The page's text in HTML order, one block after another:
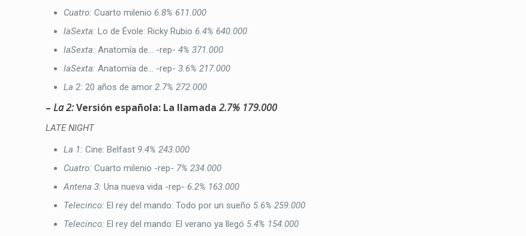
Cuatro: Cuarto milenio 6.8% 611.000
laSexta: Lo de Évole: Ricky Rubio 6.4% 640.000
laSexta: Anatomía de… -rep-4% 371.000
laSexta: Anatomía de… -rep-3.6% 217.000
La 2: 20 años de amor2.7% 272.000
–La 2:Versión española: La llamada2.7% 179.000
LATE NIGHT
La 1: Cine: Belfast 9.4% 243.000
Cuatro: Cuarto milenio -rep- 7% 234.000
Antena 3: Una nueva vida -rep- 6.2% 163.000
Telecinco: El rey del mando: Todo por un sueño 5.6% 259.000
Telecinco: El rey del mando: El verano ya llegó 5.4% 154.000